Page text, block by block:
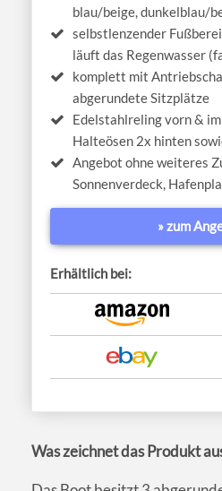
blau/beige, dunkelblau/
selbstlenzender
läuft das Regenwasser
komplett mit
abgerundete Sitzplätze
Edelstahlreling vorn &
Halteösen 2x hinten
Angebot ohne weiteres
Sonnenverdeck,
» zum
Erhältlich bei:
Was zeichnet das Produkt